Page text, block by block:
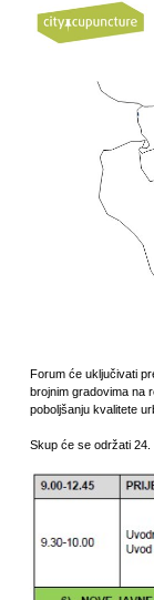
Forum će uključivati
brojnim gradovima na
poboljšanju kvalitete
Skup će se održati